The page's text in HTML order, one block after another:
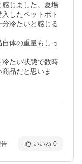
感じました。夏場
したペットボト
冷たいと感じる
体の重量もしっ
冷たい状態で数時
品だと思いま
告 いいね 0